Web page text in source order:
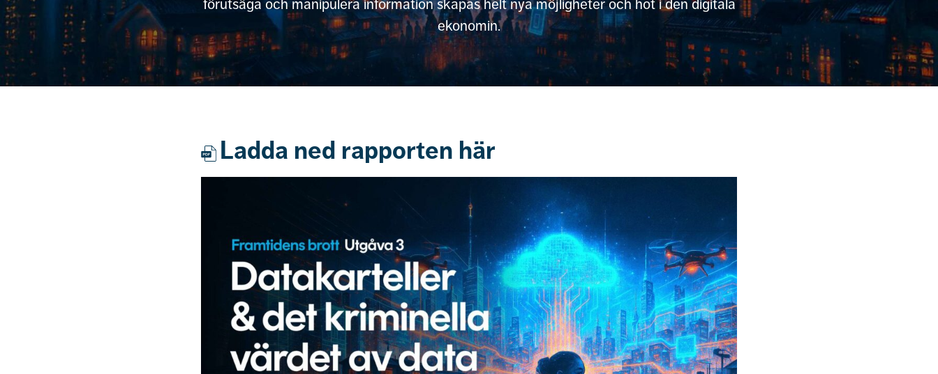
förutsäga och manipulera information skapas helt nya möjligheter och hot i den digitala
ekonomin.
Ladda ned rapporten här